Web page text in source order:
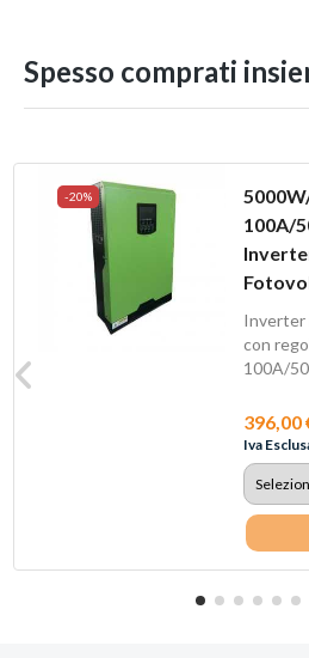
Spesso comprati
-20%
100A/
Inverter
con
100A/
396,00
Iva